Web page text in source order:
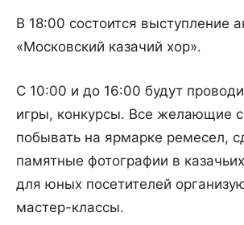
В 18:00 состоится выступление
«Московский казачий хор».
С 10:00 и до 16:00 будут
игры, конкурсы. Все желающие
побывать на ярмарке ремесел,
памятные фотографии в
для юных посетителей
мастер-классы.